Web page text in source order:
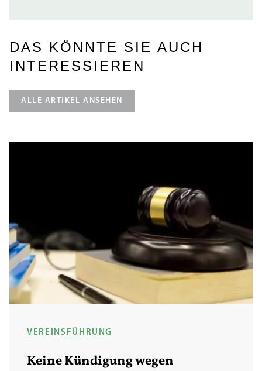
DAS KÖNNTE SIE AUCH
INTERESSIEREN
ALLE ARTIKEL ANSEHEN
VEREINSFÜHRUNG
Keine Kündigung wegen